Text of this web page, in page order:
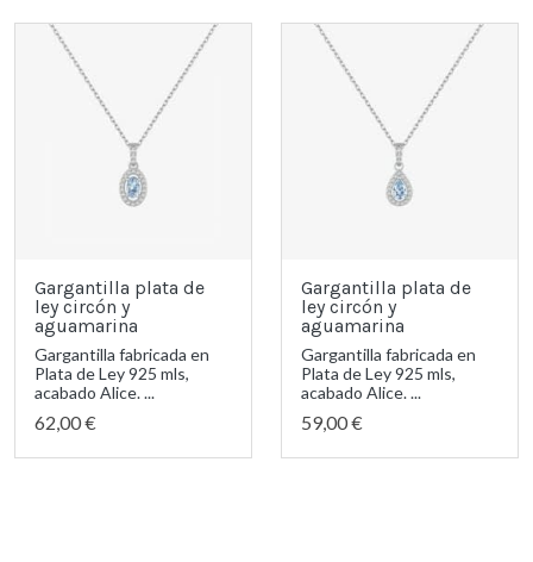
Gargantilla plata de
ley circón y
aguamarina
Gargantilla fabricada en
Plata de Ley 925 mls,
acabado Alice. ...
62,00 €
Gargantilla plata de
ley circón y
aguamarina
Gargantilla fabricada en
Plata de Ley 925 mls,
acabado Alice. ...
59,00 €